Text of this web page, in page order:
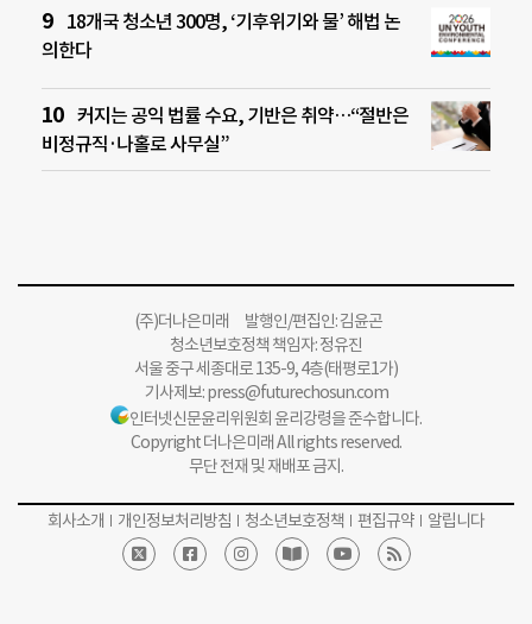
18개국 청소년 300명, ‘기후위기와 물’ 해법 논
의한다
커지는 공익 법률 수요, 기반은 취약…“절반은
비정규직·나홀로 사무실”
(주)더나은미래 발행인/편집인: 김윤곤
청소년보호정책 책임자: 정유진
서울 중구 세종대로 135-9, 4층(태평로1가)
기사제보:press@futurechosun.com
인터넷신문윤리위원회 윤리강령을 준수합니다.
Copyright 더나은미래 All rights reserved.
무단 전재 및 재배포 금지.
회사소개 개인정보처리방침 청소년보호정책 편집규약 알립니다